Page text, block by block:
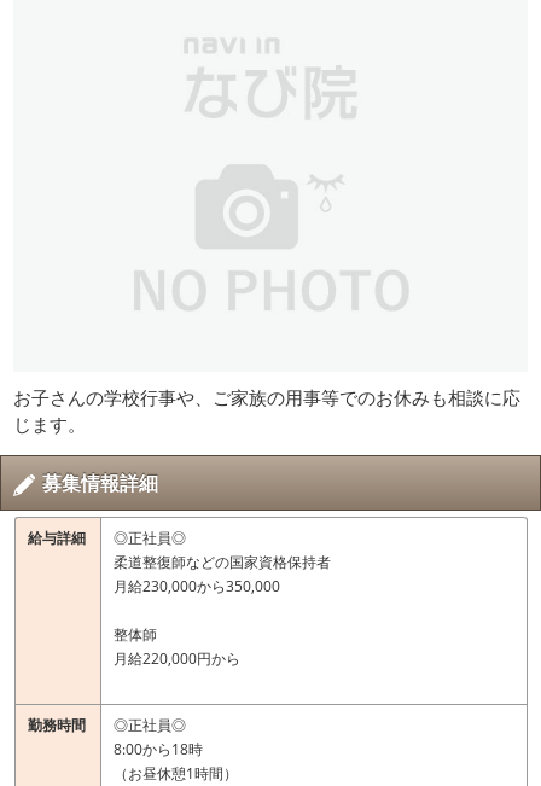
お子さんの学校行事や、ご家族の用事等でのお休みも相談に応
じます。
募集情報詳細
給与詳細
◎正社員◎
柔道整復師などの国家資格保持者
月給230,000から350,000
整体師
月給220,000円から
勤務時間
◎正社員◎
8:00から18時
（お昼休憩1時間）